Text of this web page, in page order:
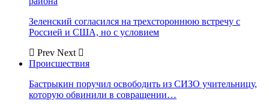
Зеленский согласился на трехстороннюю встречу с
Россией и США, но с условием
Prev Next
Происшествия
Бастрыкин поручил освободить из СИЗО учительницу,
которую обвинили в совращении…